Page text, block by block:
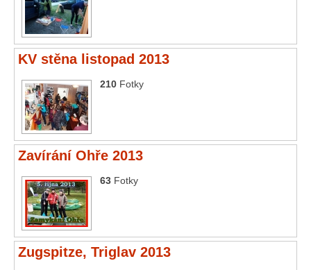
KV stěna listopad 2013
210 Fotky
Zavírání Ohře 2013
63 Fotky
Zugspitze, Triglav 2013